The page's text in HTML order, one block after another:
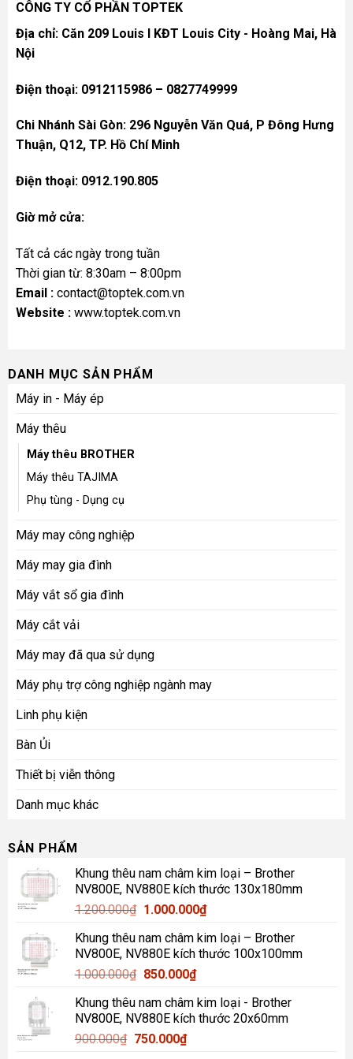
CÔNG TY CỔ PHẦN TOPTEK
Địa chỉ: Căn 209 Louis I KĐT Louis City - Hoàng Mai, Hà
Nội
Điện thoại: 0912115986 – 0827749999
Chi Nhánh Sài Gòn: 296 Nguyễn Văn Quá, P Đông Hưng
Thuận, Q12, TP. Hồ Chí Minh
Điện thoại: 0912.190.805
Giờ mở cửa:
Tất cả các ngày trong tuần
Thời gian từ: 8:30am – 8:00pm
Email : contact@toptek.com.vn
Website : www.toptek.com.vn
DANH MỤC SẢN PHẨM
Máy in - Máy ép
Máy thêu
Máy thêu BROTHER
Máy thêu TAJIMA
Phụ tùng - Dụng cụ
Máy may công nghiệp
Máy may gia đình
Máy vắt sổ gia đình
Máy cắt vải
Máy may đã qua sử dụng
Máy phụ trợ công nghiệp ngành may
Linh phụ kiện
Bàn Ủi
Thiết bị viễn thông
Danh mục khác
SẢN PHẨM
Khung thêu nam châm kim loại – Brother
NV800E, NV880E kích thước 130x180mm
1.200.000₫ Giá
là:
1.200.000₫.
1.000.000₫Giá
tại
là:
Khung thêu nam châm kim loại – Brother
NV800E, NV880E kích thước 100x100mm
1.000.000₫ Giá
là:
1.000.000₫.
850.000₫Giá
tại
là:
Khung thêu nam châm kim loại - Brother
NV800E, NV880E kích thước 20x60mm
900.000₫ Giá
750.000₫Giá